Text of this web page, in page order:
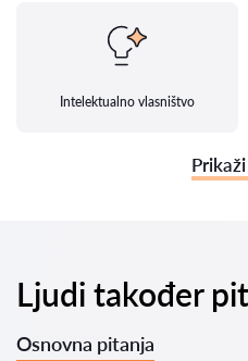
Intelektualno vlasništvo
Ljudi također
Osnovna pitanja